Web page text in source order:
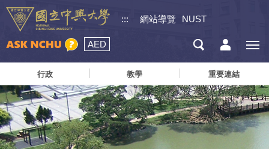
::: 網站導覽 NUST
AED
行政 教學 重要連結